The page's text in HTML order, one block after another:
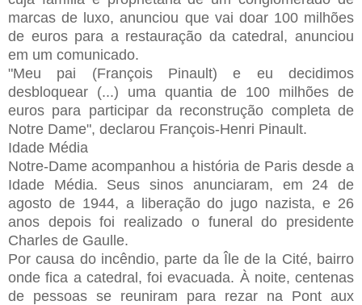
marcas de luxo, anunciou que vai doar 100 milhões
de euros para a restauração da catedral, anunciou
em um comunicado.
"Meu pai (François Pinault) e eu decidimos
desbloquear (...) uma quantia de 100 milhões de
euros para participar da reconstrução completa de
Notre Dame", declarou François-Henri Pinault.
Idade Média
Notre-Dame acompanhou a história de Paris desde a
Idade Média. Seus sinos anunciaram, em 24 de
agosto de 1944, a liberação do jugo nazista, e 26
anos depois foi realizado o funeral do presidente
Charles de Gaulle.
Por causa do incêndio, parte da Île de la Cité, bairro
onde fica a catedral, foi evacuada. À noite, centenas
de pessoas se reuniram para rezar na Pont aux